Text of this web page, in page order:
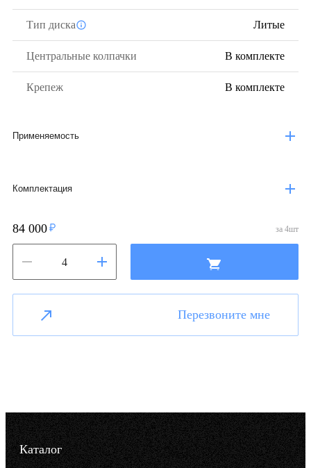
Тип диска Литые
Центральные колпачки В комплекте
Крепеж В комплекте
Применяемость
Комплектация
84 000 за 4шт
Перезвоните мне
Каталог